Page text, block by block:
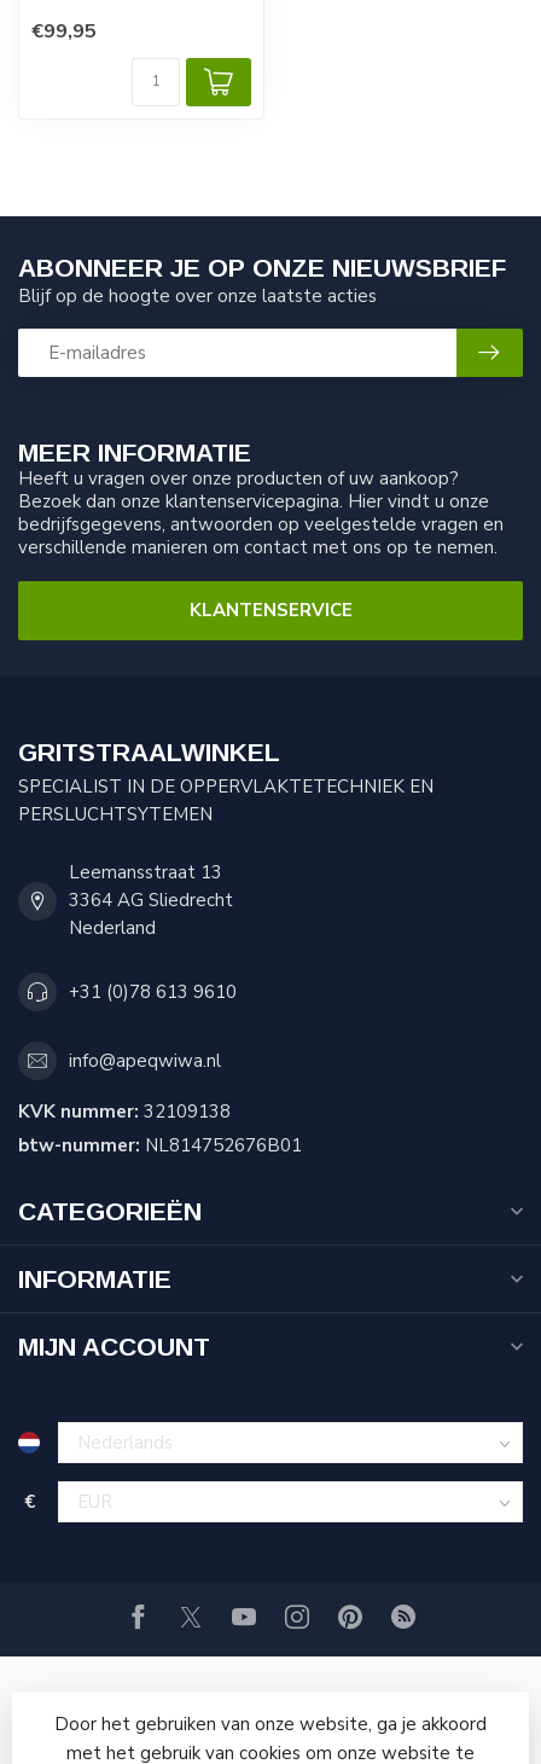
Alle gemarkeerde
onderdelen zijn verkrijg...
€99,95
MEER INFORMATIE
Heeft u vragen over onze producten of uw aankoop?
Bezoek dan onze klantenservicepagina. Hier vindt u onze
bedrijfsgegevens, antwoorden op veelgestelde vragen en
verschillende manieren om contact met ons op te nemen.
KLANTENSERVICE
ABONNEER JE OP ONZE NIEUWSBRIEF
Blijf op de hoogte over onze laatste acties
GRITSTRAALWINKEL
SPECIALIST IN DE OPPERVLAKTETECHNIEK EN
PERSLUCHTSYTEMEN
Leemansstraat 13
3364 AG Sliedrecht
Nederland
+31 (0)78 613 9610
info@apeqwiwa.nl
KVK nummer: 32109138
btw-nummer: NL814752676B01
CATEGORIEËN
INFORMATIE
MIJN ACCOUNT
€
Door het gebruiken van onze website, ga je akkoord
met het gebruik van cookies om onze website te